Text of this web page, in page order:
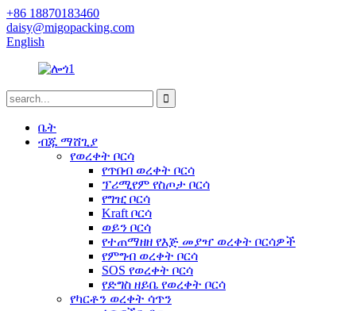
+86 18870183460
daisy@migopacking.com
English
ቤት
ብጁ ማሸጊያ
የወረቀት ቦርሳ
የጥበብ ወረቀት ቦርሳ
ፕሪሚየም የስጦታ ቦርሳ
የግዢ ቦርሳ
Kraft ቦርሳ
ወይን ቦርሳ
የተጠማዘዘ የእጅ መያዣ ወረቀት ቦርሳዎች
የምግብ ወረቀት ቦርሳ
SOS የወረቀት ቦርሳ
የድግስ ዘይቤ የወረቀት ቦርሳ
የካርቶን ወረቀት ሳጥን